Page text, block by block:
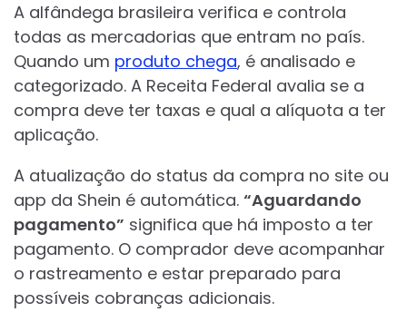
A alfândega brasileira verifica e controla
todas as mercadorias que entram no país.
Quando um produto chega, é analisado e
categorizado. A Receita Federal avalia se a
compra deve ter taxas e qual a alíquota a ter
aplicação.
A atualização do status da compra no site ou
app da Shein é automática. “Aguardando
pagamento” significa que há imposto a ter
pagamento. O comprador deve acompanhar
o rastreamento e estar preparado para
possíveis cobranças adicionais.